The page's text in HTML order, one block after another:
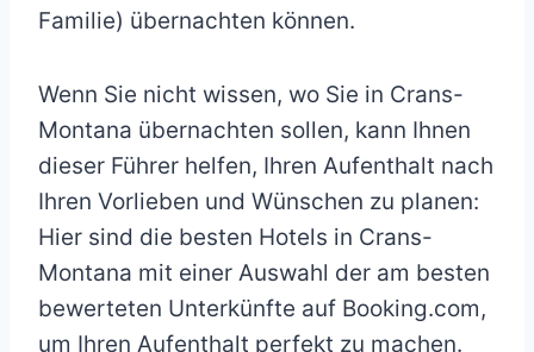
Familie) übernachten können.
Wenn Sie nicht wissen, wo Sie in Crans-
Montana übernachten sollen, kann Ihnen
dieser Führer helfen, Ihren Aufenthalt nach
Ihren Vorlieben und Wünschen zu planen:
Hier sind die besten Hotels in Crans-
Montana mit einer Auswahl der am besten
bewerteten Unterkünfte auf Booking.com,
um Ihren Aufenthalt perfekt zu machen.